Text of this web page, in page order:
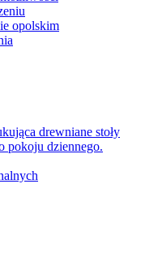
opolskim
drewniane stoły
pokoju dziennego.